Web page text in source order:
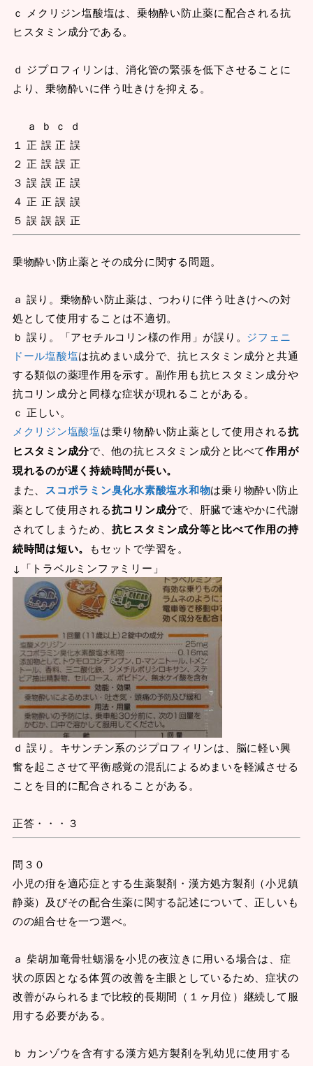
ｃ メクリジン塩酸塩は、乗物酔い防止薬に配合される抗
ヒスタミン成分である。
ｄ ジプロフィリンは、消化管の緊張を低下させることに
より、乗物酔いに伴う吐きけを抑える。
ａ ｂ ｃ ｄ
１ 正 誤 正 誤
２ 正 誤 誤 正
３ 誤 誤 正 誤
４ 正 正 誤 誤
５ 誤 誤 誤 正
乗物酔い防止薬とその成分に関する問題。
ａ 誤り。乗物酔い防止薬は、つわりに伴う吐きけへの対
処として使用することは不適切。
ｂ 誤り。「アセチルコリン様の作用」が誤り。 ジフェニ
ドール塩酸塩は抗めまい成分で、抗ヒスタミン成分と共通
する類似の薬理作用を示す。副作用も抗ヒスタミン成分や
抗コリン成分と同様な症状が現れることがある。
ｃ 正しい。
メクリジン塩酸塩は乗り物酔い防止薬として使用される抗
ヒスタミン成分で、他の抗ヒスタミン成分と比べて作用が
現れるのが遅く持続時間が長い。
また、 スコポラミン臭化水素酸塩水和物は乗り物酔い防止
薬として使用される抗コリン成分で、肝臓で速やかに代謝
されてしまうため、 抗ヒスタミン成分等と比べて作用の持
続時間は短い。 もセットで学習を。
↓「トラベルミンファミリー」
ｄ 誤り。キサンチン系のジプロフィリンは、脳に軽い興
奮を起こさせて平衡感覚の混乱によるめまいを軽減させる
ことを目的に配合されることがある。
正答・・・３
問３０
小児の疳を適応症とする生薬製剤・漢方処方製剤（小児鎮
静薬）及びその配合生薬に関する記述について、正しいも
のの組合せを一つ選べ。
ａ 柴胡加竜骨牡蛎湯を小児の夜泣きに用いる場合は、症
状の原因となる体質の改善を主眼としているため、症状の
改善がみられるまで比較的長期間（１ヶ月位）継続して服
用する必要がある。
ｂ カンゾウを含有する漢方処方製剤を乳幼児に使用する